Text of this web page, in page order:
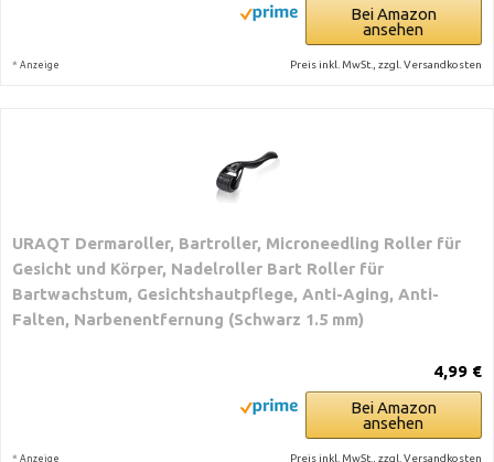
Bei Amazon
ansehen
* Anzeige Preis inkl. MwSt., zzgl. Versandkosten
URAQT Dermaroller, Bartroller, Microneedling Roller für
Gesicht und Körper, Nadelroller Bart Roller für
Bartwachstum, Gesichtshautpflege, Anti-Aging, Anti-
Falten, Narbenentfernung (Schwarz 1.5 mm)
4,99 €
Bei Amazon
ansehen
* Anzeige Preis inkl. MwSt., zzgl. Versandkosten